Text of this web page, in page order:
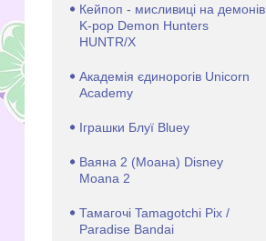
Кейпоп - мисливиці на демонів
K-pop Demon Hunters
HUNTR/X
Академія єдинорогів Unicorn
Academy
Іграшки Блуї Bluey
Ваяна 2 (Моана) Disney
Moana 2
Тамагочі Tamagotchi Pix /
Paradise Bandai